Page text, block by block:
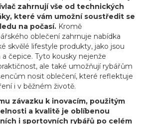
zahrnují vše od technických
které vám umožní soustředit se
na počasí. Kromě
oblečení zahrnuje nabídka
skvělé lifestyle produkty, jako jsou
čepice. Tyto kousky nejenže
ale také umožňují rybářům
nosit oblečení, které reflektuje
i v běžném životě.
závazku k inovacím, použitým
a kvalitě je oblíbenou
i sportovních rybářů po celém